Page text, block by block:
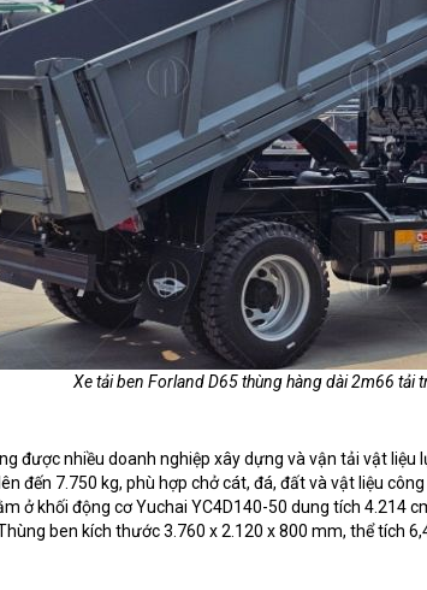
Xe tải ben Forland D65 thùng hàng dài 2m66 tải
được nhiều doanh nghiệp xây dựng và vận tải vật
đến 7.750 kg, phù hợp chở cát, đá, đất và vật liệu
ở khối động cơ Yuchai YC4D140-50 dung tích 4.214
ben kích thước 3.760 x 2.120 x 800 mm, thể tích